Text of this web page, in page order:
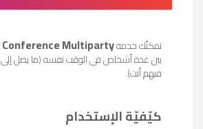
تمكنّك خدمةConference Multiparty
فيهم أنت).
كيّفيّة الإستخدام